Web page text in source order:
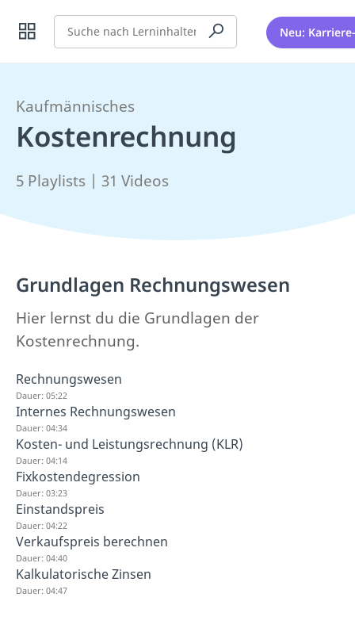
Suche Neu:
Kaufmännisches
Kostenrechnung
5 Playlists | 31 Videos
Grundlagen Rechnungswesen
Hier lernst du die Grundlagen der
Kostenrechnung.
Rechnungswesen
Dauer: 05:22
Internes Rechnungswesen
Dauer: 04:34
Kosten- und Leistungsrechnung (KLR)
Dauer: 04:14
Fixkostendegression
Dauer: 03:23
Einstandspreis
Dauer: 04:22
Verkaufspreis berechnen
Dauer: 04:40
Kalkulatorische Zinsen
Dauer: 04:47